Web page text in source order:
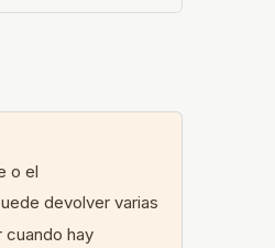
o el
devolver varias
hay